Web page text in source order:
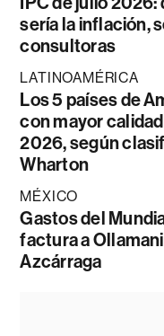
sería la inflación,
consultoras
LATINOAMÉRICA
Los 5 países de
con mayor
2026, según
Wharton
MÉXICO
Gastos del
factura a
Azcárraga